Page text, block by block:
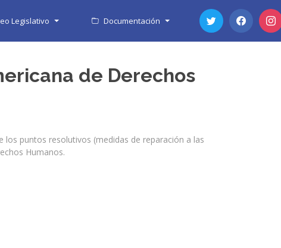
Legislativo Documentación
de Derechos
puntos resolutivos (medidas de reparación a las
Humanos.